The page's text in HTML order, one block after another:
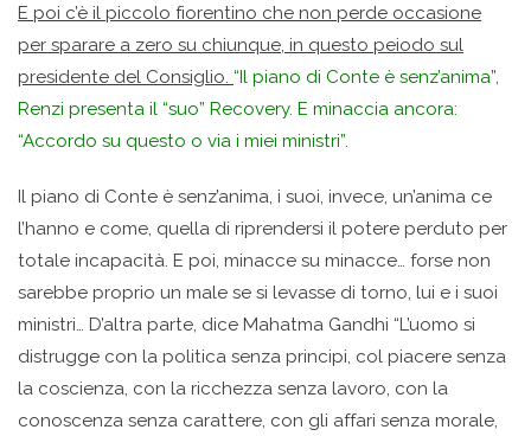
E poi c’è il piccolo fiorentino che non perde occasione
per sparare a zero su chiunque, in questo peiodo sul
presidente del Consiglio. “Il piano di Conte è senz’anima”,
Renzi presenta il “suo” Recovery. E minaccia ancora:
“Accordo su questo o via i miei ministri”.
Il piano di Conte è senz’anima, i suoi, invece, un’anima ce
l’hanno e come, quella di riprendersi il potere perduto per
totale incapacità. E poi, minacce su minacce… forse non
sarebbe proprio un male se si levasse di torno, lui e i suoi
ministri… D’altra parte, dice Mahatma Gandhi “L’uomo si
distrugge con la politica senza principi, col piacere senza
la coscienza, con la ricchezza senza lavoro, con la
conoscenza senza carattere, con gli affari senza morale,